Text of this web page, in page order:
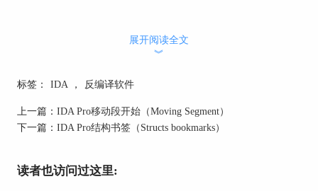
展开阅读全文
︾
标签： IDA ， 反编译软件
上一篇： IDA Pro移动段开始（Moving Segment）
下一篇： IDA Pro结构书签（Structs bookmarks）
读者也访问过这里: